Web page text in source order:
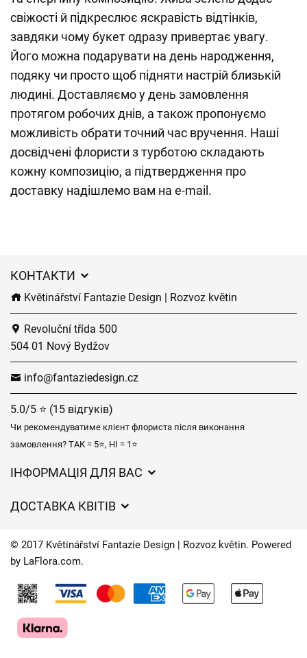
свіжості й підкреслює яскравість відтінків,
завдяки чому букет одразу привертає увагу.
Його можна подарувати на день народження,
подяку чи просто щоб підняти настрій близькій
людині. Доставляємо у день замовлення
протягом робочих днів, а також пропонуємо
можливість обрати точний час вручення. Наші
досвідчені флористи з турботою складають
кожну композицію, а підтвердження про
доставку надішлемо вам на e-mail.
КОНТАКТИ
Květinářství Fantazie Design | Rozvoz květin
Revoluční třída 500
504 01 Nový Bydžov
info@fantaziedesign.cz
5.0/5 ⭐ (15 відгуків)
Чи рекомендуватиме клієнт флориста після виконання
замовлення? ТАК = 5⭐, НІ = 1⭐
ІНФОРМАЦІЯ ДЛЯ ВАС
Захист персональних даних
Час доставки квітів – огляд можливостей
ДОСТАВКА КВІТІВ
Куди ми доставляємо квіти
Контакти
© 2017 Květinářství Fantazie Design | Rozvoz květin. Powered
by LaFlora.com.